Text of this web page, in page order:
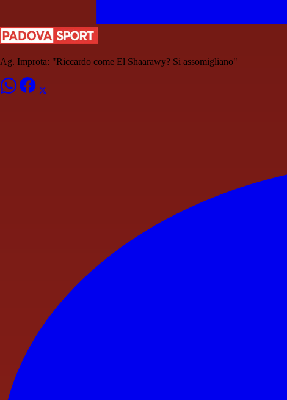
Ag. Improta: "Riccardo come El Shaarawy? Si assomigliano"